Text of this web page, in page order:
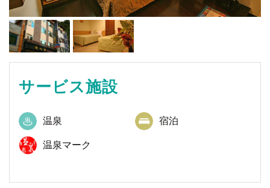
サービス施設
温泉 宿泊
温泉マーク